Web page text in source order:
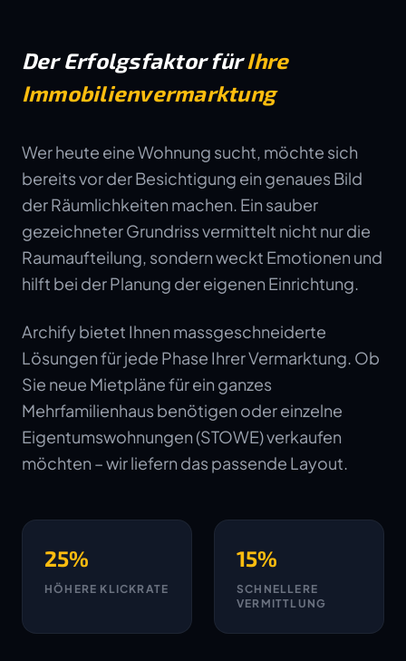
Der Erfolgsfaktor fürIhre
Immobilienvermarktung
Wer heute eine Wohnung sucht, möchte sich
bereits vor der Besichtigung ein genaues Bild
der Räumlichkeiten machen. Ein sauber
gezeichneter Grundriss vermittelt nicht nur die
Raumaufteilung, sondern weckt Emotionen und
hilft bei der Planung der eigenen Einrichtung.
Archify bietet Ihnen massgeschneiderte
Lösungen für jede Phase Ihrer Vermarktung. Ob
Sie neue Mietpläne für ein ganzes
Mehrfamilienhaus benötigen oder einzelne
Eigentumswohnungen (STOWE) verkaufen
möchten – wir liefern das passende Layout.
25%
HÖHERE KLICKRATE
15%
SCHNELLERE
VERMITTLUNG